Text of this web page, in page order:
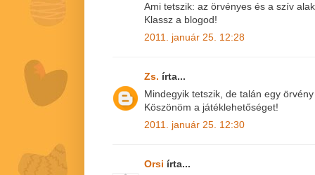
Ami tetszik: az örvényes és a szív
Klassz a blogod!
2011. január 25. 12:28
Zs. írta...
Mindegyik tetszik, de talán egy
Köszönöm a játéklehetőséget!
2011. január 25. 12:30
Orsi írta...